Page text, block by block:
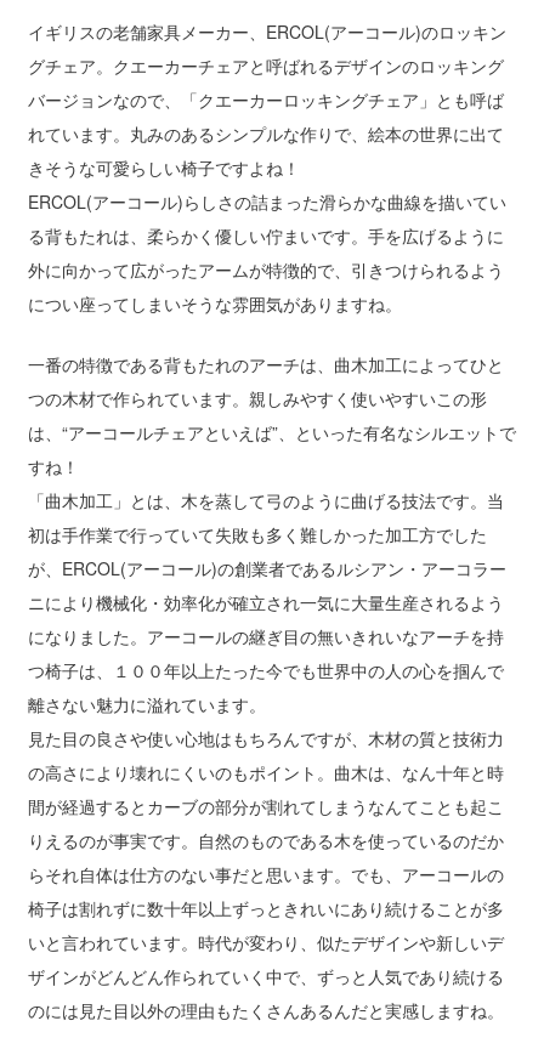
イギリスの老舗家具メーカー、ERCOL(アーコール)のロッキン
グチェア。クエーカーチェアと呼ばれるデザインのロッキング
バージョンなので、「クエーカーロッキングチェア」とも呼ば
れています。丸みのあるシンプルな作りで、絵本の世界に出て
きそうな可愛らしい椅子ですよね！
ERCOL(アーコール)らしさの詰まった滑らかな曲線を描いてい
る背もたれは、柔らかく優しい佇まいです。手を広げるように
外に向かって広がったアームが特徴的で、引きつけられるよう
につい座ってしまいそうな雰囲気がありますね。
一番の特徴である背もたれのアーチは、曲木加工によってひと
つの木材で作られています。親しみやすく使いやすいこの形
は、“アーコールチェアといえば”、といった有名なシルエットで
すね！
「曲木加工」とは、木を蒸して弓のように曲げる技法です。当
初は手作業で行っていて失敗も多く難しかった加工方でした
が、ERCOL(アーコール)の創業者であるルシアン・アーコラー
ニにより機械化・効率化が確立され一気に大量生産されるよう
になりました。アーコールの継ぎ目の無いきれいなアーチを持
つ椅子は、１００年以上たった今でも世界中の人の心を掴んで
離さない魅力に溢れています。
見た目の良さや使い心地はもちろんですが、木材の質と技術力
の高さにより壊れにくいのもポイント。曲木は、なん十年と時
間が経過するとカーブの部分が割れてしまうなんてことも起こ
りえるのが事実です。自然のものである木を使っているのだか
らそれ自体は仕方のない事だと思います。でも、アーコールの
椅子は割れずに数十年以上ずっときれいにあり続けることが多
いと言われています。時代が変わり、似たデザインや新しいデ
ザインがどんどん作られていく中で、ずっと人気であり続ける
のには見た目以外の理由もたくさんあるんだと実感しますね。